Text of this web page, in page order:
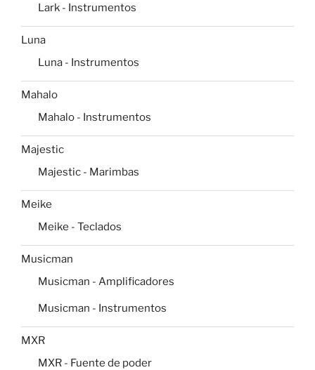
Lark - Instrumentos
Luna
Luna - Instrumentos
Mahalo
Mahalo - Instrumentos
Majestic
Majestic - Marimbas
Meike
Meike - Teclados
Musicman
Musicman - Amplificadores
Musicman - Instrumentos
MXR
MXR - Fuente de poder